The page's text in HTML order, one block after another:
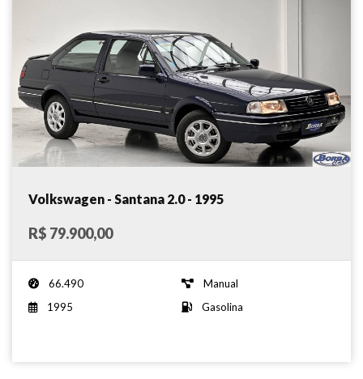
Volkswagen - Santana 2.0 - 1995
R$ 79.900,00
66.490
Manual
1995
Gasolina